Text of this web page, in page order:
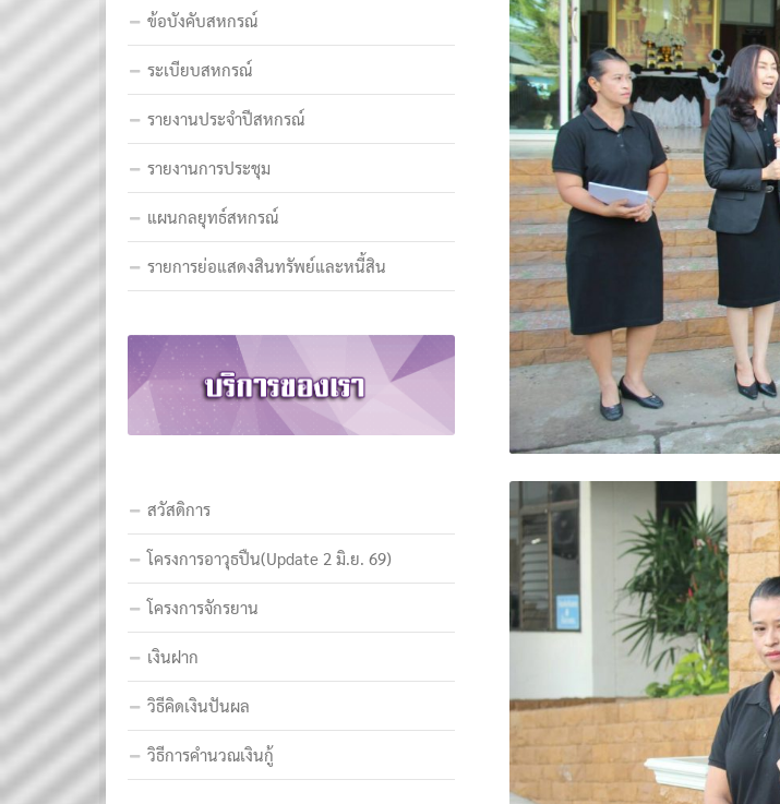
ข้อบังคับสหกรณ์
ระเบียบสหกรณ์
รายงานประจำปีสหกรณ์
รายงานการประชุม
แผนกลยุทธ์สหกรณ์
รายการย่อแสดงสินทรัพย์และหนี้สิน
สวัสดิการ
โครงการอาวุธปืน(Update 2 มิ.ย. 69)
โครงการจักรยาน
เงินฝาก
วิธีคิดเงินปันผล
วิธีการคำนวณเงินกู้